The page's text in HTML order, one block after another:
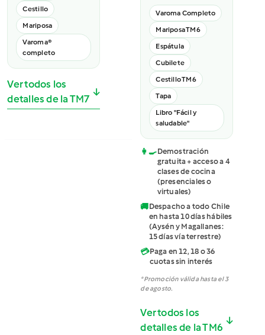
Cestillo
Mariposa
Varoma®
completo
Ver todos los
detalles de la TM7
↓
Varoma Completo
Mariposa TM6
Espátula
Cubilete
Cestillo TM6
Tapa
Libro "Fácil y
saludable"
👩‍🍳Demostración
gratuita + acceso a 4
clases de cocina
(presenciales o
virtuales)
🚚Despacho a todo Chile
en hasta 10 días hábiles
(Aysén y Magallanes:
15 días vía terrestre)
💳Paga en 12, 18 o 36
cuotas sin interés
*Promoción válida hasta el 3
de agosto.
Ver todos los
detalles de la TM6
↓